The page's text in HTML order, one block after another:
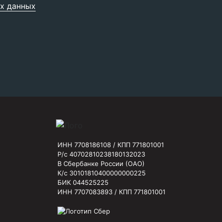
данных
ИНН 7708186108 / КПП 771801001
Р/с 40702810238180132023
В Сбербанке России (ОАО)
К/с 30101810400000000225
БИК 044525225
ИНН 7707083893 / КПП 771801001